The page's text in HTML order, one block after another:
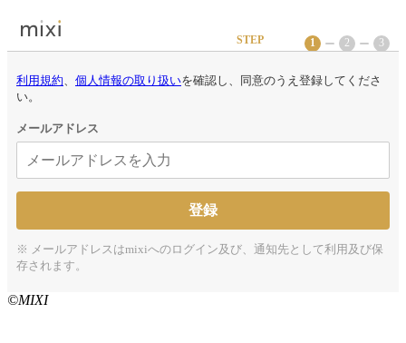
STEP 1 2 3
利用規約、 個人情報の取り扱いを確認し、同意のうえ登録してくださ
い。
メールアドレス
※ メールアドレスはmixiへのログイン及び、通知先として利用及び保
存されます。
©MIXI